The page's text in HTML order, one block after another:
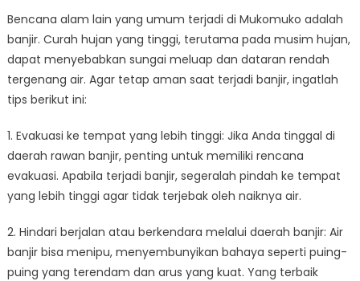
Bencana alam lain yang umum terjadi di Mukomuko adalah
banjir. Curah hujan yang tinggi, terutama pada musim hujan,
dapat menyebabkan sungai meluap dan dataran rendah
tergenang air. Agar tetap aman saat terjadi banjir, ingatlah
tips berikut ini:
1. Evakuasi ke tempat yang lebih tinggi: Jika Anda tinggal di
daerah rawan banjir, penting untuk memiliki rencana
evakuasi. Apabila terjadi banjir, segeralah pindah ke tempat
yang lebih tinggi agar tidak terjebak oleh naiknya air.
2. Hindari berjalan atau berkendara melalui daerah banjir: Air
banjir bisa menipu, menyembunyikan bahaya seperti puing-
puing yang terendam dan arus yang kuat. Yang terbaik